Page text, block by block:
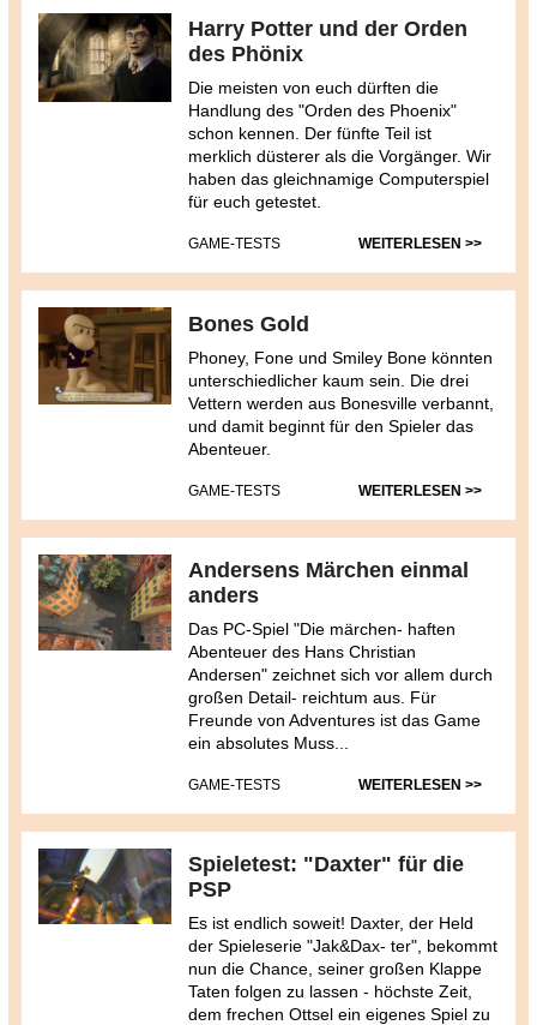
Harry Potter und der Orden
des Phönix
Die meisten von euch dürften die
Handlung des "Orden des Phoenix"
schon kennen. Der fünfte Teil ist
merklich düsterer als die Vorgänger. Wir
haben das gleichnamige Computerspiel
für euch getestet.
GAME-TESTS WEITERLESEN >>
Bones Gold
Phoney, Fone und Smiley Bone könnten
unterschiedlicher kaum sein. Die drei
Vettern werden aus Bonesville verbannt,
und damit beginnt für den Spieler das
Abenteuer.
GAME-TESTS WEITERLESEN >>
Andersens Märchen einmal
anders
Das PC-Spiel "Die märchen- haften
Abenteuer des Hans Christian
Andersen" zeichnet sich vor allem durch
großen Detail- reichtum aus. Für
Freunde von Adventures ist das Game
ein absolutes Muss...
GAME-TESTS WEITERLESEN >>
Spieletest: "Daxter" für die
PSP
Es ist endlich soweit! Daxter, der Held
der Spieleserie "Jak&Dax- ter", bekommt
nun die Chance, seiner großen Klappe
Taten folgen zu lassen - höchste Zeit,
dem frechen Ottsel ein eigenes Spiel zu